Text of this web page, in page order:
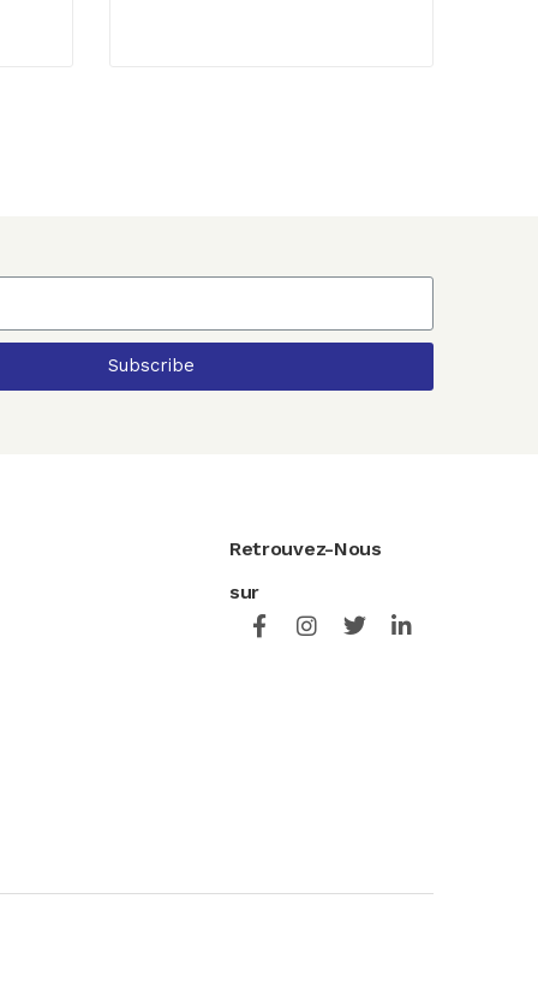
Subscribe
Retrouvez-Nous
sur